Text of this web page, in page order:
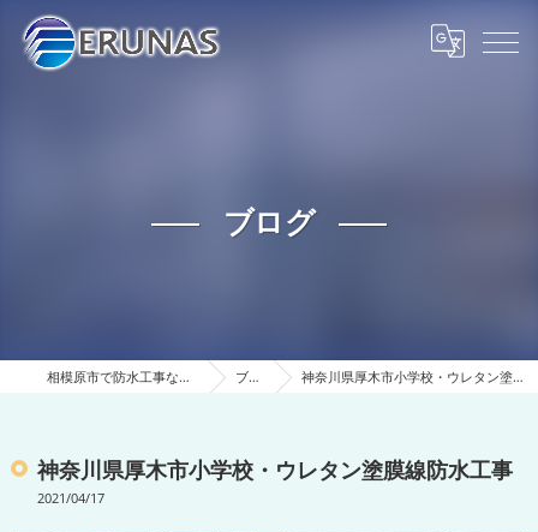
ブログ
相模原市で防水工事ならERUNAS ブログ 神奈川県厚木市小学校・ウレタン塗膜線防水工事
神奈川県厚木市小学校・ウレタン塗膜線防水工事
2021/04/17